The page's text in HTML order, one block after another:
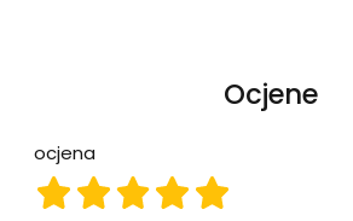
Ocjene
ocjena
ocjena 5
ocjena 4
ocjena 3
ocjena 2
ocjena 1